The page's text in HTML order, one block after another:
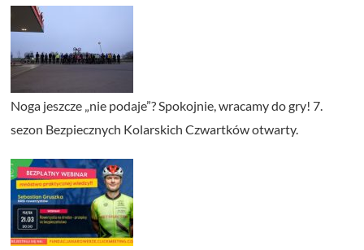
Noga jeszcze „nie podaje”? Spokojnie, wracamy do gry! 7.
sezon Bezpiecznych Kolarskich Czwartków otwarty.